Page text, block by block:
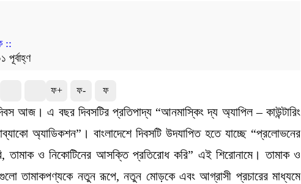
::
ফ+ ফ- ফ
আজ। এ বছর দিবসটির প্রতিপাদ্য “আনমাস্কিং দ্য অ্যাপিল – কাউন্টারিং
অ্যাডিকশন”। বাংলাদেশে দিবসটি উদযাপিত হতে যাচ্ছে “প্রলোভনের
তামাক ও নিকোটিনের আসক্তি প্রতিরোধ করি” এই শিরোনামে। তামাক ও
তামাকপণ্যকে নতুন রূপে, নতুন মোড়কে এবং আগ্রাসী প্রচারের মাধ্যমে